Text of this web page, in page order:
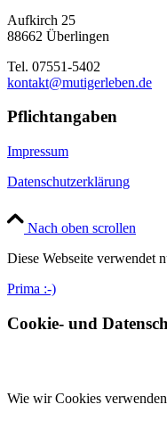
Aufkirch 25
88662 Überlingen
Tel. 07551-5402
kontakt@mutigerleben.de
Pflichtangaben
Impressum
Datenschutzerklärung
Nach oben scrollen
Diese Webseite verwendet
Prima :-)
Cookie- und
Wie wir Cookies verwenden